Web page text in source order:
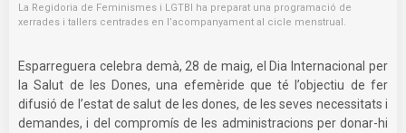
La Regidoria de Feminismes i LGTBI ha preparat una programació de
xerrades i tallers centrades en l’acompanyament al cicle menstrual.
Esparreguera celebra demà, 28 de maig, el Dia Internacional per
la Salut de les Dones, una efemèride que té l’objectiu de fer
difusió de l’estat de salut de les dones, de les seves necessitats i
demandes, i del compromís de les administracions per donar-hi